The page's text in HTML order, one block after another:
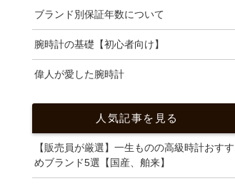
ブランド別保証年数について
腕時計の基礎【初心者向け】
偉人が愛した腕時計
人気記事を見る
【販売員が厳選】一生ものの高級時計おすす
めブランド5選【国産、舶来】